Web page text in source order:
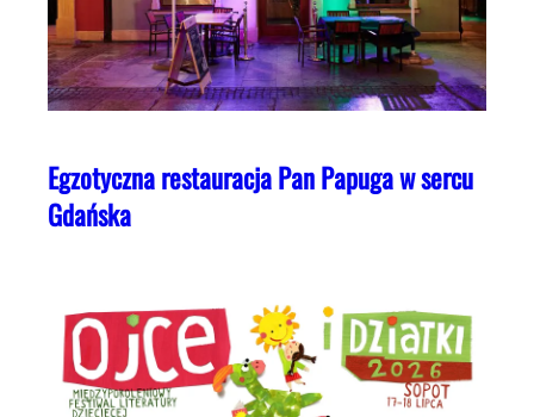
Egzotyczna restauracja Pan Papuga w sercu
Gdańska